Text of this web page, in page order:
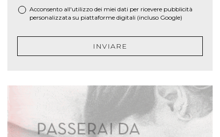
Acconsento all'utilizzo dei miei dati per ricevere pubblicità
personalizzata su piattaforme digitali (incluso Google)
INVIARE